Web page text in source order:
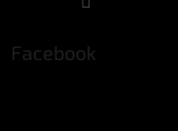
Facebook